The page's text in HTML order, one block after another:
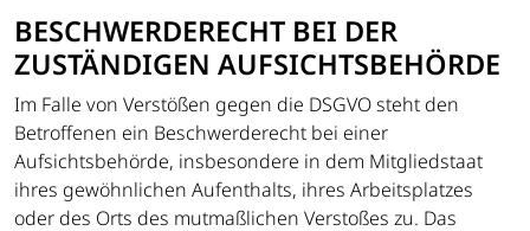
BESCHWERDE­RECHT BEI DER
ZUSTÄNDIGEN AUFSICHTS­BEHÖRDE
Im Falle von Verstößen gegen die DSGVO steht den
Betroffenen ein Beschwerderecht bei einer
Aufsichtsbehörde, insbesondere in dem Mitgliedstaat
ihres gewöhnlichen Aufenthalts, ihres Arbeitsplatzes
oder des Orts des mutmaßlichen Verstoßes zu. Das